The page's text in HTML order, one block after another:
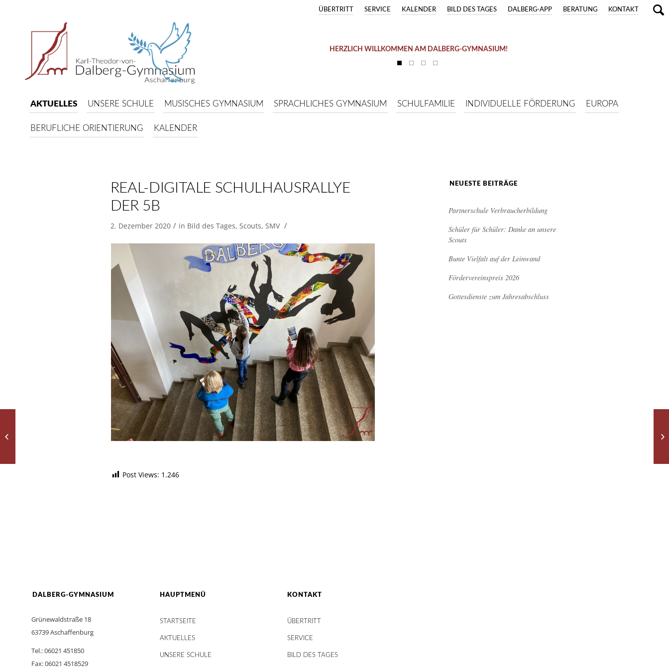
KONTAKT
BERATUNG
DALBERG-APP
BILD DES TAGES
KALENDER
SERVICE
ÜBERTRITT
HERZLICH WILLKOMMEN AM DALBERG-GYMNASIUM!
AKTUELLES UNSERE SCHULE MUSISCHES GYMNASIUM SPRACHLICHES GYMNASIUM SCHULFAMILIE INDIVIDUELLE FÖRDERUNG EUROPA
BERUFLICHE ORIENTIERUNG KALENDER
REAL-DIGITALE SCHULHAUSRALLYE
DER 5B
2. Dezember 2020 / in Bild des Tages, Scouts, SMV /
Post Views: 1.246
NEUESTE BEITRÄGE
Partnerschule Verbraucherbildung
Schüler für Schüler: Danke an unsere
Scouts
Bunte Vielfalt auf der Leinwand
Fördervereinspreis 2026
Gottesdienste zum Jahresabschluss
DALBERG-GYMNASIUM
Grünewaldstraße 18
63739 Aschaffenburg
Tel.: 06021 451850
Fax: 06021 4518529
HAUPTMENÜ
STARTSEITE
AKTUELLES
UNSERE SCHULE
KONTAKT
ÜBERTRITT
SERVICE
BILD DES TAGES